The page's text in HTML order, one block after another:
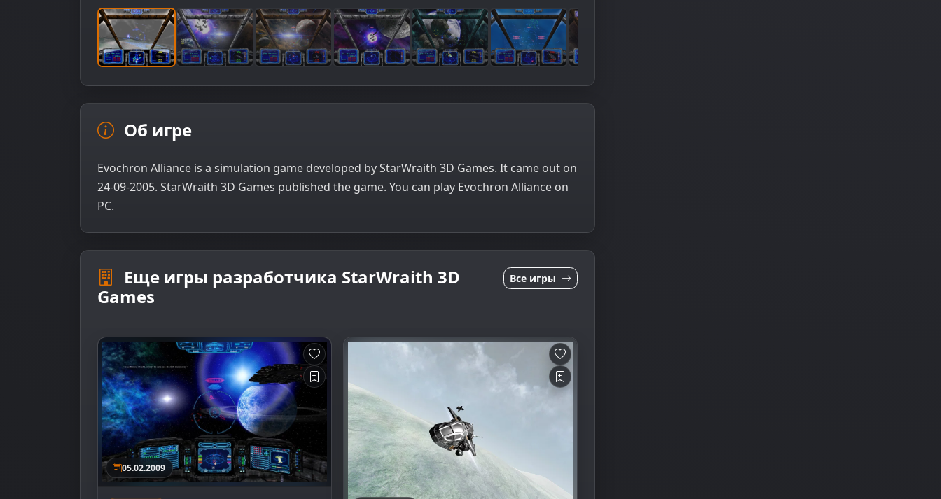
Об игре
Evochron Alliance is a simulation game developed by StarWraith 3D Games. It came out on
24-09-2005. StarWraith 3D Games published the game. You can play Evochron Alliance on
PC.
Еще игры разработчика StarWraith 3D
Games
Все игры
05.02.2009